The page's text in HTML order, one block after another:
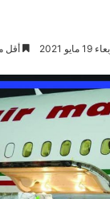
مايو 2021 أقل